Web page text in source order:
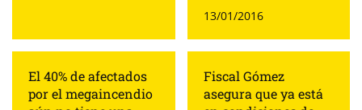
13/01/2016
El 40% de afectados
por el megaincendio
Fiscal Gómez
asegura que ya está